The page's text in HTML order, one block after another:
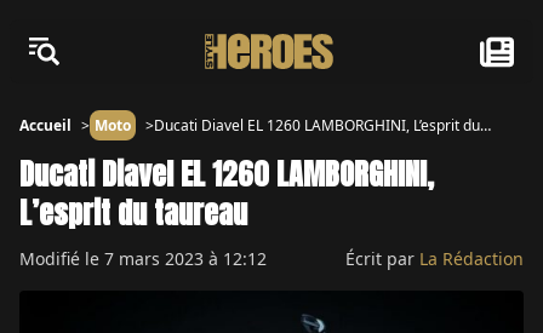
Accueil Moto
Ducati Diavel EL 1260 LAMBORGHINI, L’esprit du
Ducati Diavel EL 1260 LAMBORGHINI,
L’esprit du taureau
Modifié le 7 mars 2023 à 12:12 Écrit par La Rédaction